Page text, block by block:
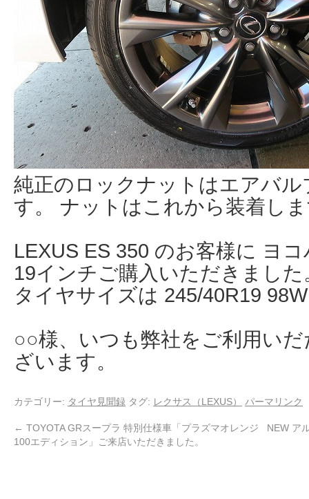
純正のロックナットはエアバ
す。 ナットはこれから装着し
LEXUS ES 350 のお客様に ヨ
19インチご購入いただきました
タイヤサイズは 245/40R19
○○様、いつも弊社をご利用い
ざいます。
カテゴリー: タイヤ見聞録 タグ: レクサス（LEXUS） パーマリンク
← TOYOTA GRスープラ 特別仕様車「プラズマオレンジ
100エディション」ご来店いただきました。
NEW ア